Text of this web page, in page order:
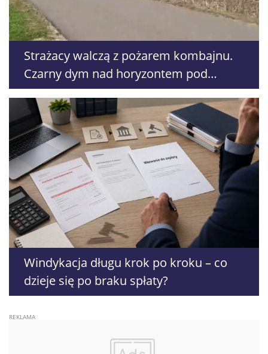
Strażacy walczą z pożarem kombajnu.
Czarny dym nad horyzontem pod
Piaskami
Windykacja długu krok po kroku – co
dzieje się po braku spłaty?